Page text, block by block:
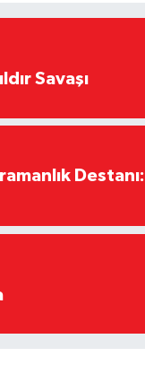
Savaşı
Destanı: